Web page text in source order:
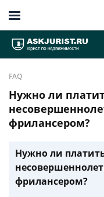
FAQ
Нужно ли
фрилансером?
Нужно ли
фрилансером?